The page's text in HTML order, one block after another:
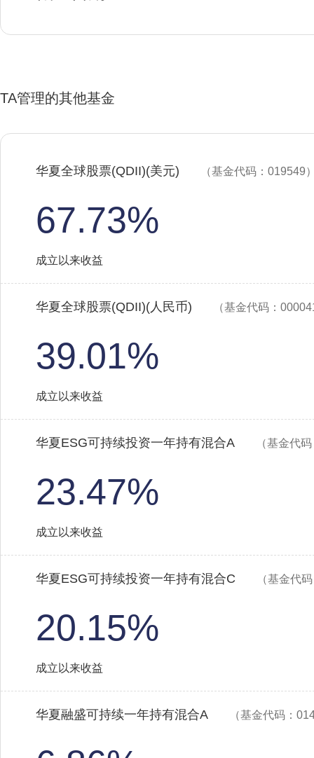
TA管理的其他基金
华夏全球股票(QDII)(美元) （基金代码：019549
67.73%
成立以来收益
华夏全球股票(QDII)(人民币) （基金代码：
39.01%
成立以来收益
华夏ESG可持续投资一年持有混合A （基金代
23.47%
成立以来收益
华夏ESG可持续投资一年持有混合C （基金代
20.15%
成立以来收益
华夏融盛可持续一年持有混合A （基金代码：